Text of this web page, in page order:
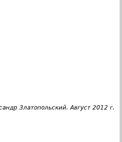
Златопольский. Август 2012 г.